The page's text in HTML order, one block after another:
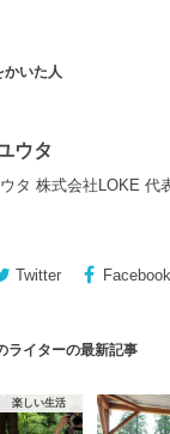
かいた人
ウタ
タ 株式会社LOKE 代
Twitter Facebook
ライターの最新記事
楽しい生活